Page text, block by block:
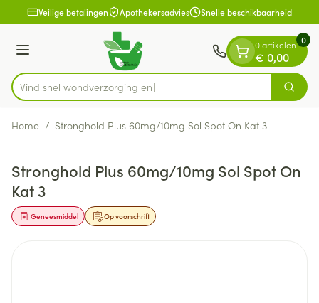
Ga naar de inhoud
1 van 1Veilige betalingen Apothekersadvies Snelle beschikbaarheid
Menu
Product, merk, categorie...
Vind snel wondverz Zoek
0 artikelen
€ 0,00
0
Home / Stronghold Plus 60mg/10mg Sol Spot On Kat 3
Stronghold Plus 60mg/10mg Sol Spot On
Kat 3
Op voorschrift
Geneesmiddel